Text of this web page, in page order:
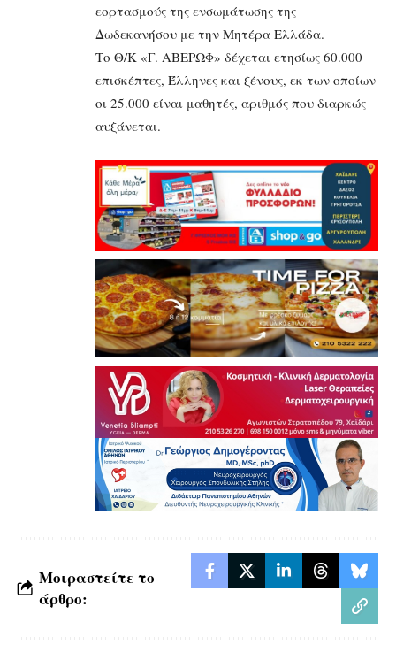
εορτασμούς της ενσωμάτωσης της
Δωδεκανήσου με την Μητέρα Ελλάδα.
Το Θ/Κ «Γ. ΑΒΕΡΩΦ» δέχεται ετησίως 60.000
επισκέπτες, Έλληνες και ξένους, εκ των οποίων
οι 25.000 είναι μαθητές, αριθμός που διαρκώς
αυξάνεται.
Μοιραστείτε το
άρθρο: